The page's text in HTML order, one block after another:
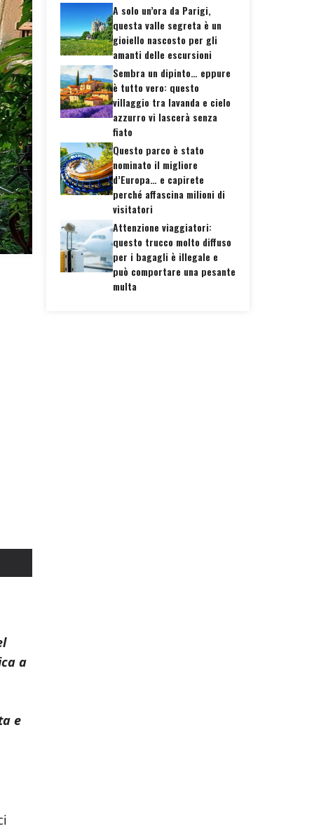
a
e
A solo un’ora da Parigi,
questa valle segreta è un
gioiello nascosto per gli
amanti delle escursioni
Sembra un dipinto… eppure
è tutto vero: questo
villaggio tra lavanda e cielo
azzurro vi lascerà senza
fiato
Questo parco è stato
nominato il migliore
d’Europa… e capirete
perché affascina milioni di
visitatori
Attenzione viaggiatori:
questo trucco molto diffuso
per i bagagli è illegale e
può comportare una pesante
multa